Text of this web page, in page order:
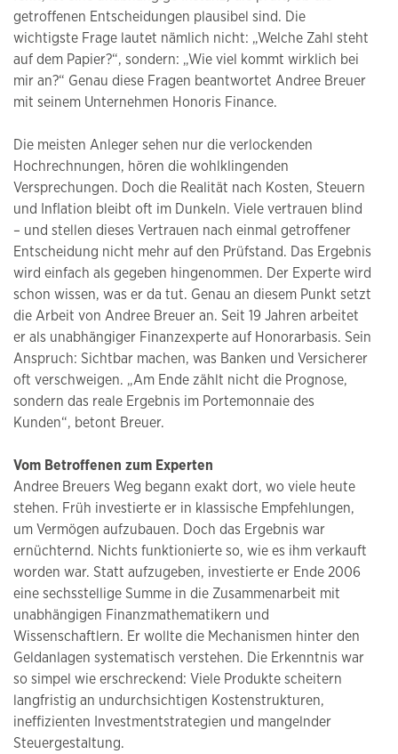
getroffenen Entscheidungen plausibel sind. Die
wichtigste Frage lautet nämlich nicht: „Welche Zahl steht
auf dem Papier?“, sondern: „Wie viel kommt wirklich bei
mir an?“ Genau diese Fragen beantwortet Andree Breuer
mit seinem Unternehmen Honoris Finance.
Die meisten Anleger sehen nur die verlockenden
Hochrechnungen, hören die wohlklingenden
Versprechungen. Doch die Realität nach Kosten, Steuern
und Inflation bleibt oft im Dunkeln. Viele vertrauen blind
– und stellen dieses Vertrauen nach einmal getroffener
Entscheidung nicht mehr auf den Prüfstand. Das Ergebnis
wird einfach als gegeben hingenommen. Der Experte wird
schon wissen, was er da tut. Genau an diesem Punkt setzt
die Arbeit von Andree Breuer an. Seit 19 Jahren arbeitet
er als unabhängiger Finanzexperte auf Honorarbasis. Sein
Anspruch: Sichtbar machen, was Banken und Versicherer
oft verschweigen. „Am Ende zählt nicht die Prognose,
sondern das reale Ergebnis im Portemonnaie des
Kunden“, betont Breuer.
Vom Betroffenen zum Experten
Andree Breuers Weg begann exakt dort, wo viele heute
stehen. Früh investierte er in klassische Empfehlungen,
um Vermögen aufzubauen. Doch das Ergebnis war
ernüchternd. Nichts funktionierte so, wie es ihm verkauft
worden war. Statt aufzugeben, investierte er Ende 2006
eine sechsstellige Summe in die Zusammenarbeit mit
unabhängigen Finanzmathematikern und
Wissenschaftlern. Er wollte die Mechanismen hinter den
Geldanlagen systematisch verstehen. Die Erkenntnis war
so simpel wie erschreckend: Viele Produkte scheitern
langfristig an undurchsichtigen Kostenstrukturen,
ineffizienten Investmentstrategien und mangelnder
Steuergestaltung.